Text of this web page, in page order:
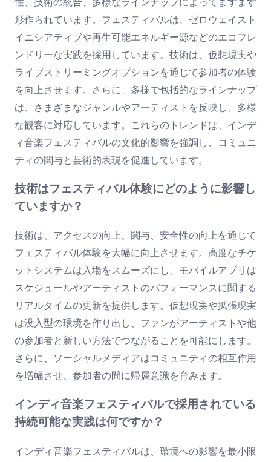
形作られています。フェスティバルは、ゼロウェイスト
イニシアティブや再生可能エネルギー源などのエコフレ
ンドリーな実践を採用しています。技術は、仮想現実や
ライブストリーミングオプションを通じて参加者の体験
を向上させます。さらに、多様で包括的なラインナップ
は、さまざまなジャンルやアーティストを反映し、多様
な観客に対応しています。これらのトレンドは、インデ
ィ音楽フェスティバルの文化的影響を強調し、コミュニ
ティの関与と芸術的表現を促進しています。
技術はフェスティバル体験にどのように影響し
ていますか？
技術は、アクセスの向上、関与、安全性の向上を通じて
フェスティバル体験を大幅に向上させます。高度なチケ
ットシステムは入場をスムーズにし、モバイルアプリは
スケジュールやアーティストのパフォーマンスに関する
リアルタイムの更新を提供します。仮想現実や拡張現実
は没入型の環境を作り出し、ファンがアーティストや他
の参加者と新しい方法でつながることを可能にします。
さらに、ソーシャルメディアはコミュニティの相互作用
を増幅させ、参加者の間に帰属意識を育みます。
インディ音楽フェスティバルで採用されている
持続可能な実践は何ですか？
インディ音楽フェスティバルは、環境への影響を最小限